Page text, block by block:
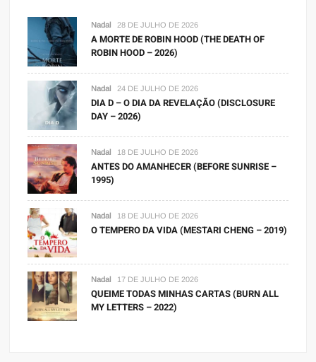
Nadal 28 DE JULHO DE 2026
A MORTE DE ROBIN HOOD (THE DEATH OF
ROBIN HOOD – 2026)
Nadal 24 DE JULHO DE 2026
DIA D – O DIA DA REVELAÇÃO (DISCLOSURE
DAY – 2026)
Nadal 18 DE JULHO DE 2026
ANTES DO AMANHECER (BEFORE SUNRISE –
1995)
Nadal 18 DE JULHO DE 2026
O TEMPERO DA VIDA (MESTARI CHENG – 2019)
Nadal 17 DE JULHO DE 2026
QUEIME TODAS MINHAS CARTAS (BURN ALL
MY LETTERS – 2022)